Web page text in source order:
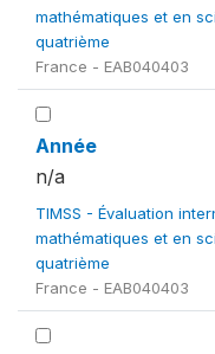
mathématiques et en
quatrième
France - EAB040403
Année
n/a
TIMSS - Évaluation
mathématiques et en
quatrième
France - EAB040403